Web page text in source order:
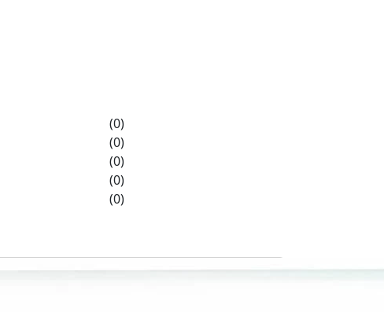
(0)
(0)
(0)
(0)
(0)